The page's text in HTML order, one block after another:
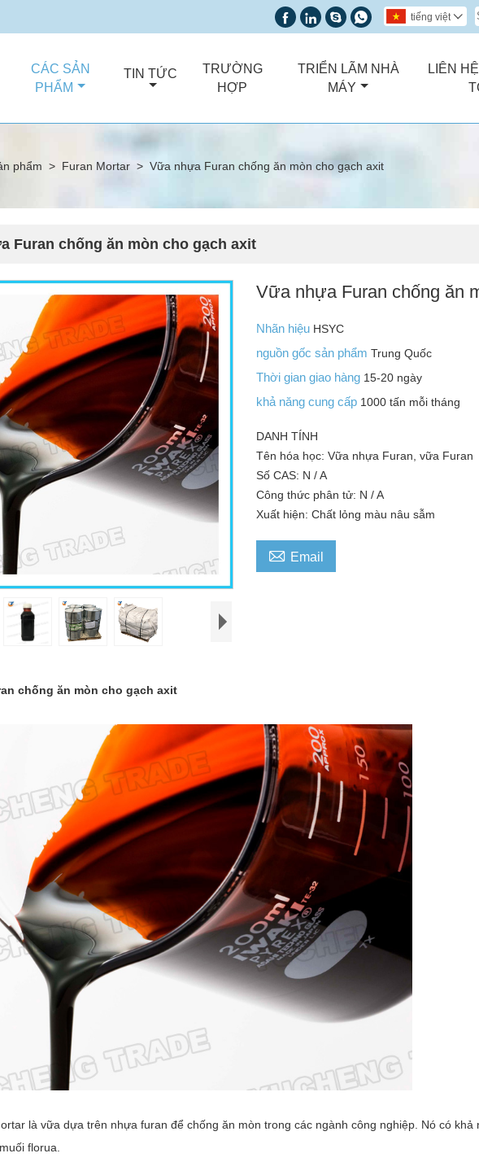
tiếng việt 
   
CÁC SẢN
PHẨM
TIN TỨC
TRƯỜNG
HỢP
TRIỂN LÃM NHÀ
MÁY
LIÊN
phẩm > Furan Mortar > Vữa nhựa Furan chống ăn mòn cho gạch axit
Furan chống ăn mòn cho gạch axit
Vữa nhựa Furan chống ăn
Nhãn hiệu HSYC
nguồn gốc sản phẩmTrung Quốc
Thời gian giao hàng 15-20 ngày
khả năng cung cấp 1000 tấn mỗi tháng
DANH TÍNH
Tên hóa học: Vữa nhựa Furan, vữa Furan
Số CAS: N / A
Công thức phân tử: N / A
Xuất hiện: Chất lỏng màu nâu sẫm
 Email
chống ăn mòn cho gạch axit
là vữa dựa trên nhựa furan để chống ăn mòn trong các ngành công nghiệp. Nó có
florua.